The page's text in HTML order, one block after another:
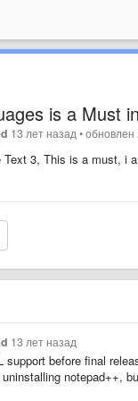
is a Must
13 лет назад •обновлен
3, This is a must, i
13 лет назад
support before final
notepad++,